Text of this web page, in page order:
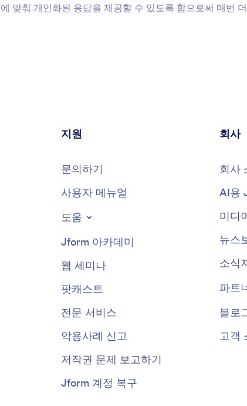
맞춰 개인화된 응답을 제공할 수 있도록 함으로써 매번
지원
문의하기
사용자 메뉴얼
도움
Jform 아카데미
웹 세미나
팟캐스트
전문 서비스
악용사례 신고
저작권 문제 보고하기
Jform 계정 복구
회사
회사
AI용
미디
뉴스
소식
파트
블로
고객